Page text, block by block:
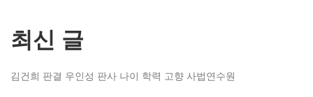
최신 글
김건희 판결 우인성 판사 나이 학력 고향 사법연수원